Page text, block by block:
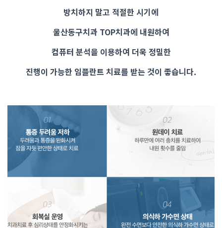
방치하지 말고 적절한 시기에
울산동구치과 TOP치과에 내원하여
컴퓨터 분석을 이용하여 더욱 정밀한
진행이 가능한 임플란트 치료를 받는 것이 좋습니다.